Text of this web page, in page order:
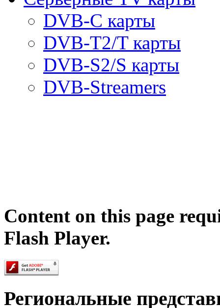
DVB-C карты
DVB-T2/T карты
DVB-S2/S карты
DVB-Streamers
Content on this page
Flash Player.
Региональные